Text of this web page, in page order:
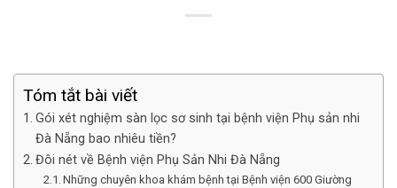
Tóm tắt bài viết
Gói xét nghiệm sàn lọc sơ sinh tại bệnh viện Phụ sản nhi
Đà Nẵng bao nhiêu tiền?
Đôi nét về Bệnh viện Phụ Sản Nhi Đà Nẵng
Những chuyên khoa khám bệnh tại Bệnh viện 600 Giường